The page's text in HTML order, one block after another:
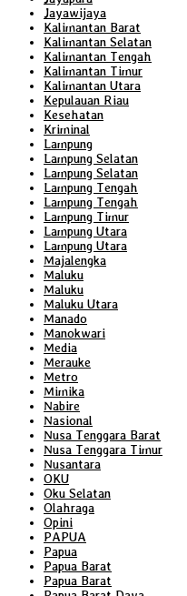
Jayawijaya
Kalimantan Barat
Kalimantan Selatan
Kalimantan Tengah
Kalimantan Timur
Kalimantan Utara
Kepulauan Riau
Kesehatan
Kriminal
Lampung
Lampung Selatan
Lampung Selatan
Lampung Tengah
Lampung Tengah
Lampung Timur
Lampung Utara
Lampung Utara
Majalengka
Maluku
Maluku
Maluku Utara
Manado
Manokwari
Media
Merauke
Metro
Mimika
Nabire
Nasional
Nusa Tenggara Barat
Nusa Tenggara Timur
Nusantara
OKU
Oku Selatan
Olahraga
Opini
PAPUA
Papua
Papua Barat
Papua Barat